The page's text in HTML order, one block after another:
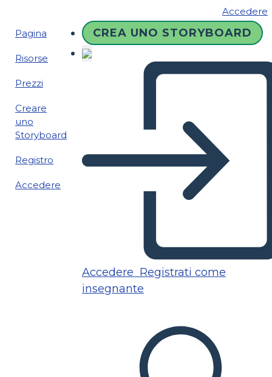
Accedere
Pagina
Risorse
Prezzi
Creare
uno
Storyboard
Registro
Accedere
CREA UNO STORYBOARD
Accedere Registrati come
insegnante